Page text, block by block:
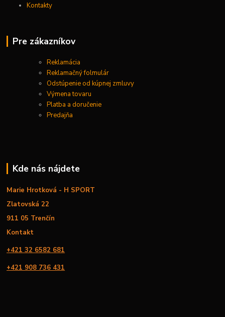
Kontakty
Pre zákazníkov
Reklamácia
Reklamačný folmulár
Odstúpenie od kúpnej zmluvy
Výmena tovaru
Platba a doručenie
Predajňa
Kde nás nájdete
Marie Hrotková - H SPORT
Zlatovská 22
911 05 Trenčín
Kontakt
+421 32 6582 681
+421 908 736 431